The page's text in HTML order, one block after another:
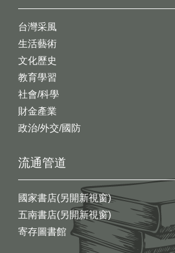
台灣采風
生活藝術
文化歷史
教育學習
社會/科學
財金產業
政治/外交/國防
流通管道
國家書店(另開新視窗)
五南書店(另開新視窗)
寄存圖書館